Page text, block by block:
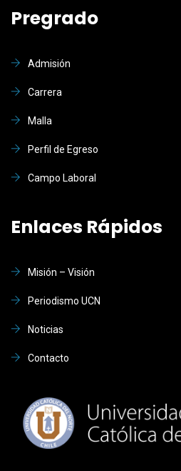
Pregrado
Admisión
Carrera
Malla
Perfil de Egreso
Campo Laboral
Enlaces Rápidos
Misión – Visión
Periodismo UCN
Noticias
Contacto